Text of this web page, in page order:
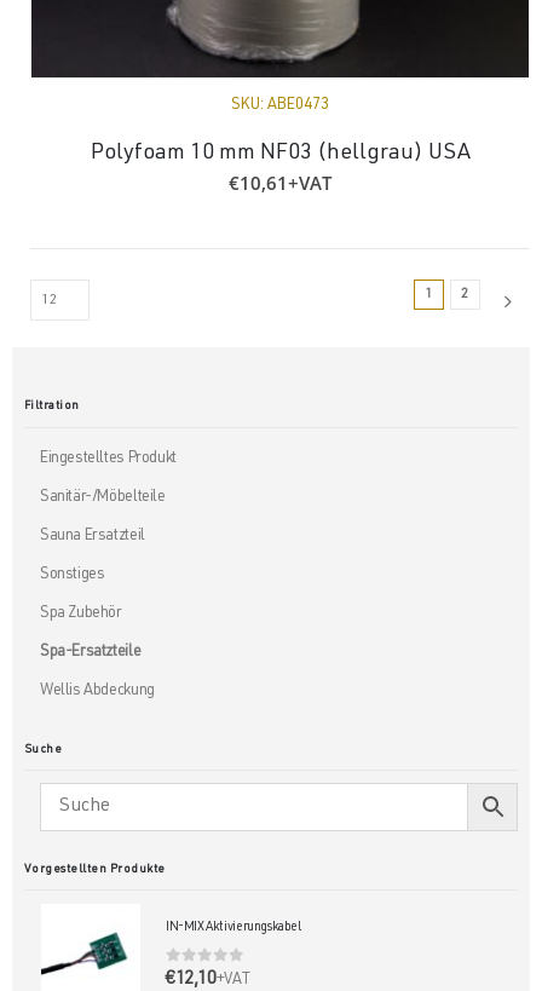
SKU: ABE0473
Polyfoam 10 mm NF03 (hellgrau) USA
€10,61+VAT
1 2
Filtration
Eingestelltes Produkt
Sanitär-/Möbelteile
Sauna Ersatzteil
Sonstiges
Spa Zubehör
Spa-Ersatzteile
Wellis Abdeckung
Suche
Vorgestellten Produkte
IN-MIX Aktivierungskabel
0out of 5
€12,10+VAT